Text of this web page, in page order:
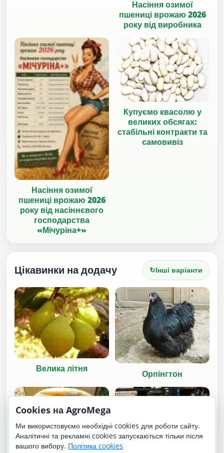
Насіння озимої
пшениці врожаю 2026
року від виробника
Насіння озимої
пшениці врожаю 2026
року від насіннєвого
господарства
«Мічуріна+»
Купуємо квасолю у
великих обсягах:
стабільні контракти та
самовивіз
Цікавинки на додачу ↻Інші варіанти
Велика літня Орпінгтон
Cookies на AgroMega
Ми використовуємо необхідні cookies для роботи сайту.
Аналітичні та рекламні cookies запускаються тільки після
вашого вибору. Політика cookies